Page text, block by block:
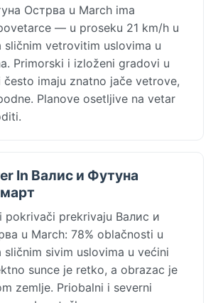
Острва u March ima
— u proseku 21 km/h u
sličnim vetrovitim uslovima u
Primorski i izloženi gradovi u
često imaju znatno jače vetrove,
Planove osetljive na vetar
In Валис и Футуна
pokrivači prekrivaju Валис и
u March: 78% oblačnosti u
sličnim sivim uslovima u većini
sunce je retko, a obrazac je
zemlje. Priobalni i severni